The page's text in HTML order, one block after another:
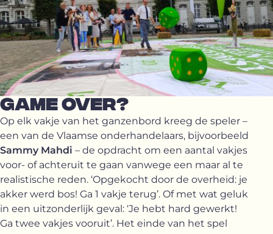
GAME OVER?
Op elk vakje van het ganzenbord kreeg de speler –
een van de Vlaamse onderhandelaars, bijvoorbeeld
Sammy Mahdi – de opdracht om een aantal vakjes
voor- of achteruit te gaan vanwege een maar al te
realistische reden. ‘Opgekocht door de overheid: je
akker werd bos! Ga 1 vakje terug’. Of met wat geluk
in een uitzonderlijk geval: ‘Je hebt hard gewerkt!
Ga twee vakjes vooruit’. Het einde van het spel